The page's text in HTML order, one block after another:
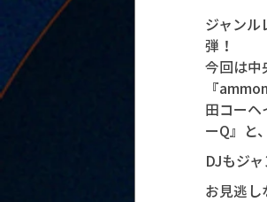
ジャン
弾！
今回は中
『
田コー
ーQ』と
DJもジ
お見逃し